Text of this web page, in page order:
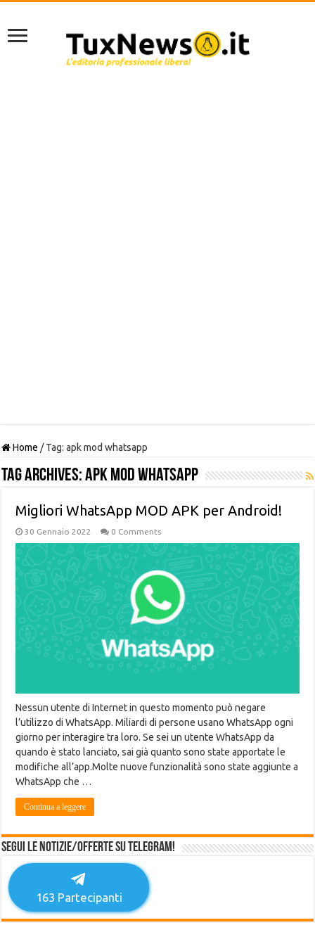
Home / Tag:apk mod whatsapp
Tag Archives:apk mod whatsapp
Migliori WhatsApp MOD APK per Android!
30 Gennaio 2022 0 Comments
Nessun utente di Internet in questo momento può negare
l’utilizzo di WhatsApp. Miliardi di persone usano WhatsApp ogni
giorno per interagire tra loro. Se sei un utente WhatsApp da
quando è stato lanciato, sai già quanto sono state apportate le
modifiche all’app.Molte nuove funzionalità sono state aggiunte a
WhatsApp che …
Continua a leggere
Segui le notizie/offerte su Telegram!
163 Partecipanti